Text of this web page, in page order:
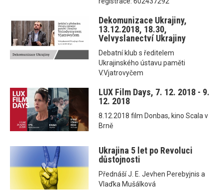
Dekomunizace Ukrajiny,
13.12.2018, 18.30,
Velvyslanectví Ukrajiny
Debatní klub s ředitelem
Ukrajinského ústavu paměti
V.Vjatrovyčem
LUX Film Days, 7. 12. 2018 - 9.
12. 2018
8.12.2018 film Donbas, kino Scala v
Brně
Ukrajina 5 let po Revoluci
důstojnosti
Přednáší J. E. Jevhen Perebyjnis a
Vlaďka Mušálková